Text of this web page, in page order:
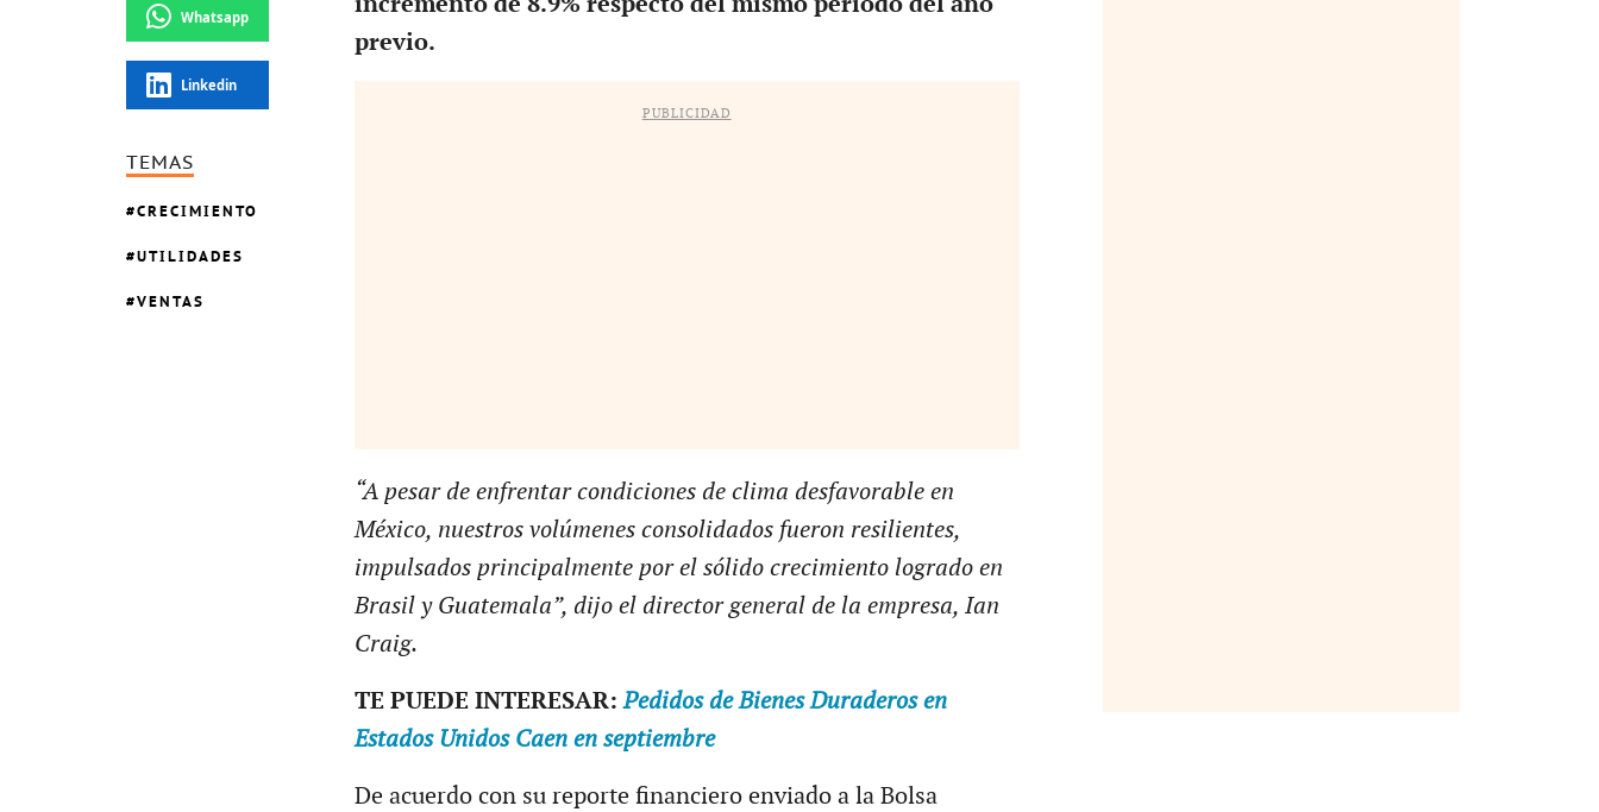
Whatsapp
Linkedin
TEMAS
CRECIMIENTO
UTILIDADES
VENTAS
previo.
PUBLICIDAD
“A pesar de enfrentar condiciones de clima desfavorable en
México, nuestros volúmenes consolidados fueron resilientes,
impulsados principalmente por el sólido crecimiento logrado en
Brasil y Guatemala”, dijo el director general de la empresa, Ian
Craig.
TE PUEDE INTERESAR:Pedidos de Bienes Duraderos en
Estados Unidos Caen en septiembre
De acuerdo con su reporte financiero enviado a la Bolsa